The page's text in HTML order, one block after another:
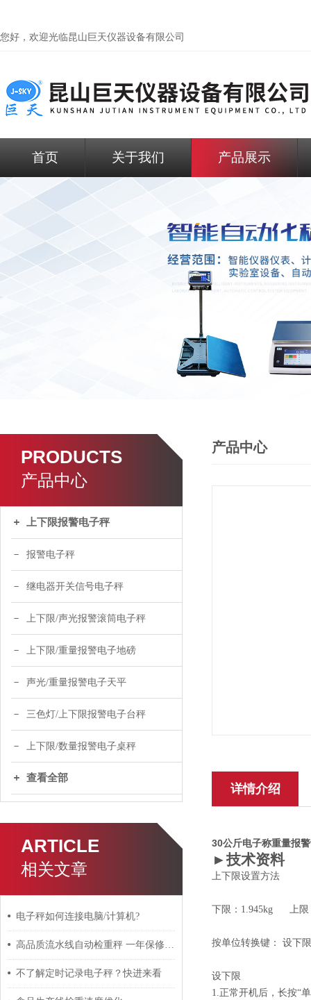
您好，欢迎光临昆山巨天仪器设备有限公司
首页 关于我们 产品展示
PRODUCTS
产品中心
上下限报警电子秤
报警电子秤
继电器开关信号电子秤
上下限/声光报警滚筒电子秤
上下限/重量报警电子地磅
声光/重量报警电子天平
三色灯/上下限报警电子台秤
上下限/数量报警电子桌秤
查看全部
ARTICLE
相关文章
电子秤如何连接电脑/计算机?
高品质流水线自动检重秤 一年保修终身质保
不了解定时记录电子秤？快进来看
产品中心
详情介绍
30公斤电子称重量报
►技术资料
上下限设置方法
下限：1.945kg 上限
按单位转换键： 设下
设下限
1.正常开机后，长按“